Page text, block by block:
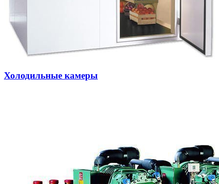
Холодильные камеры